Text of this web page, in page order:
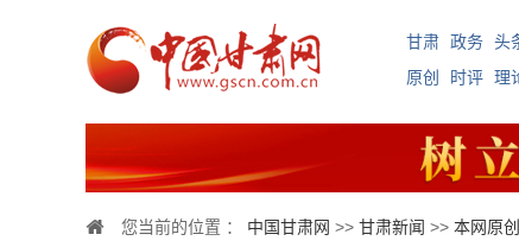
甘肃 政务 头
原创
时评 理
您当前的位置 ： 中国甘肃网 >> 甘肃新闻 >> 本网原创